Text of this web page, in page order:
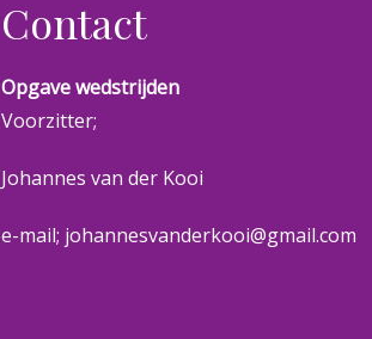
Contact
Opgave wedstrijden
Voorzitter;
Johannes van der Kooi
e-mail; johannesvanderkooi@gmail.com